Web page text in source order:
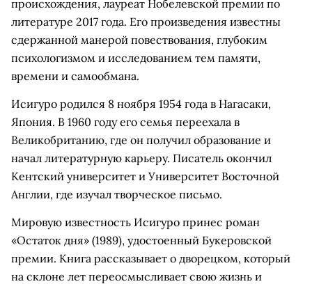
происхождения, лауреат Нобелевской премии по
литературе 2017 года. Его произведения известны
сдержанной манерой повествования, глубоким
психологизмом и исследованием тем памяти,
времени и самообмана.
Исигуро родился 8 ноября 1954 года в Нагасаки,
Япония. В 1960 году его семья переехала в
Великобританию, где он получил образование и
начал литературную карьеру. Писатель окончил
Кентский университет и Университет Восточной
Англии, где изучал творческое письмо.
Мировую известность Исигуро принес роман
«Остаток дня» (1989), удостоенный Букеровской
премии. Книга рассказывает о дворецком, который
на склоне лет переосмысливает свою жизнь и